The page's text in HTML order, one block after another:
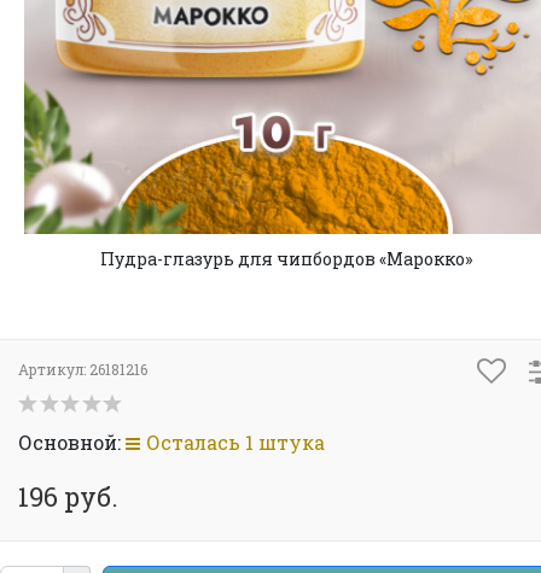
Пудра-глазурь для чипбордов «Марокко»
Артикул: 26181216
Основной: Осталась 1 штука
196 руб.